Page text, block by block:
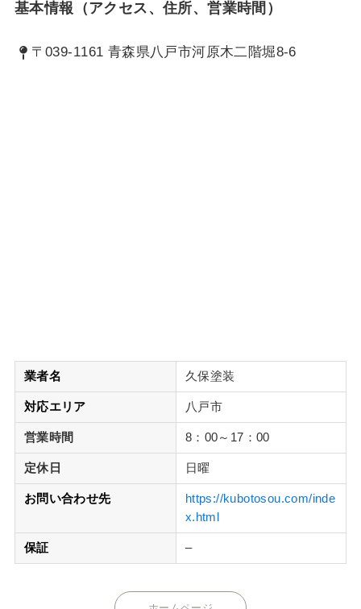
基本情報（アクセス、住所、営業時間）
〒039-1161 青森県八戸市河原木二階堀8-6
業者名 久保塗装
対応エリア 八戸市
営業時間 8：00～17：00
定休日 日曜
お問い合わせ先
https://kubotosou.com/inde
x.html
保証 –